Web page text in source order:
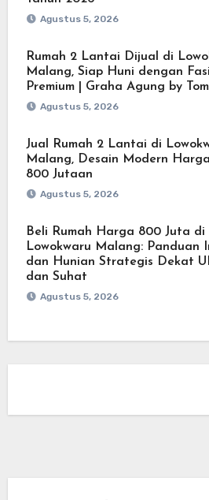
Agustus 5, 2026
Rumah 2 Lantai Dijual di
Malang, Siap Huni dengan
Premium | Graha Agung by
Agustus 5, 2026
Jual Rumah 2 Lantai di
Malang, Desain Modern
800 Jutaan
Agustus 5, 2026
Beli Rumah Harga 800 Juta di
Lowokwaru Malang: Panduan
dan Hunian Strategis Dekat
dan Suhat
Agustus 5, 2026